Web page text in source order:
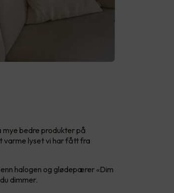
mye bedre produkter på
varme lyset vi har fått fra
halogen og glødepærer «Dim
dimmer.